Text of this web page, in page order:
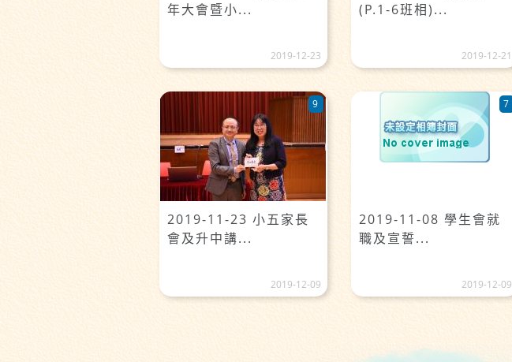
年大會暨小...
2019-12-23
(P.1-6班相)...
2019-12-21
2019-11-23 小五家長
會及升中講...
9
2019-12-09
2019-11-08 學生會就
職及宣誓...
7
2019-12-09